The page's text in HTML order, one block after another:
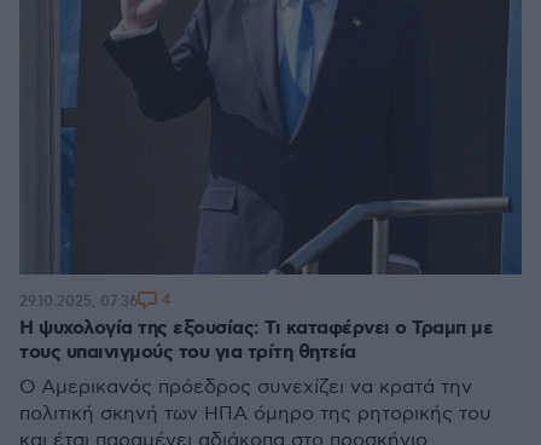
Η ψυχολογία της εξουσίας: Τι καταφέρνει ο Τραμπ με
τους υπαινιγμούς του για τρίτη θητεία
Ο Αμερικανός πρόεδρος συνεχίζει να κρατά την
πολιτική σκηνή των ΗΠΑ όμηρο της ρητορικής του
29.10.2025, 07:36 4